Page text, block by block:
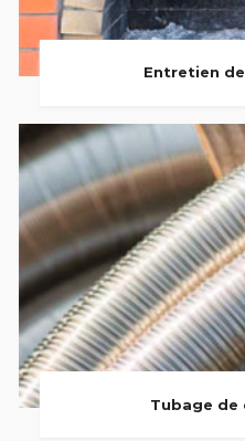
Entretien
Tubage de